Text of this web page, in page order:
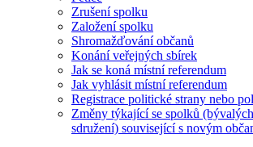
Zrušení spolku
Založení spolku
Shromažďování občanů
Konání veřejných sbírek
Jak se koná místní referendum
Jak vyhlásit místní referendum
Registrace politické strany nebo
Změny týkající se spolků
sdružení) související s novým